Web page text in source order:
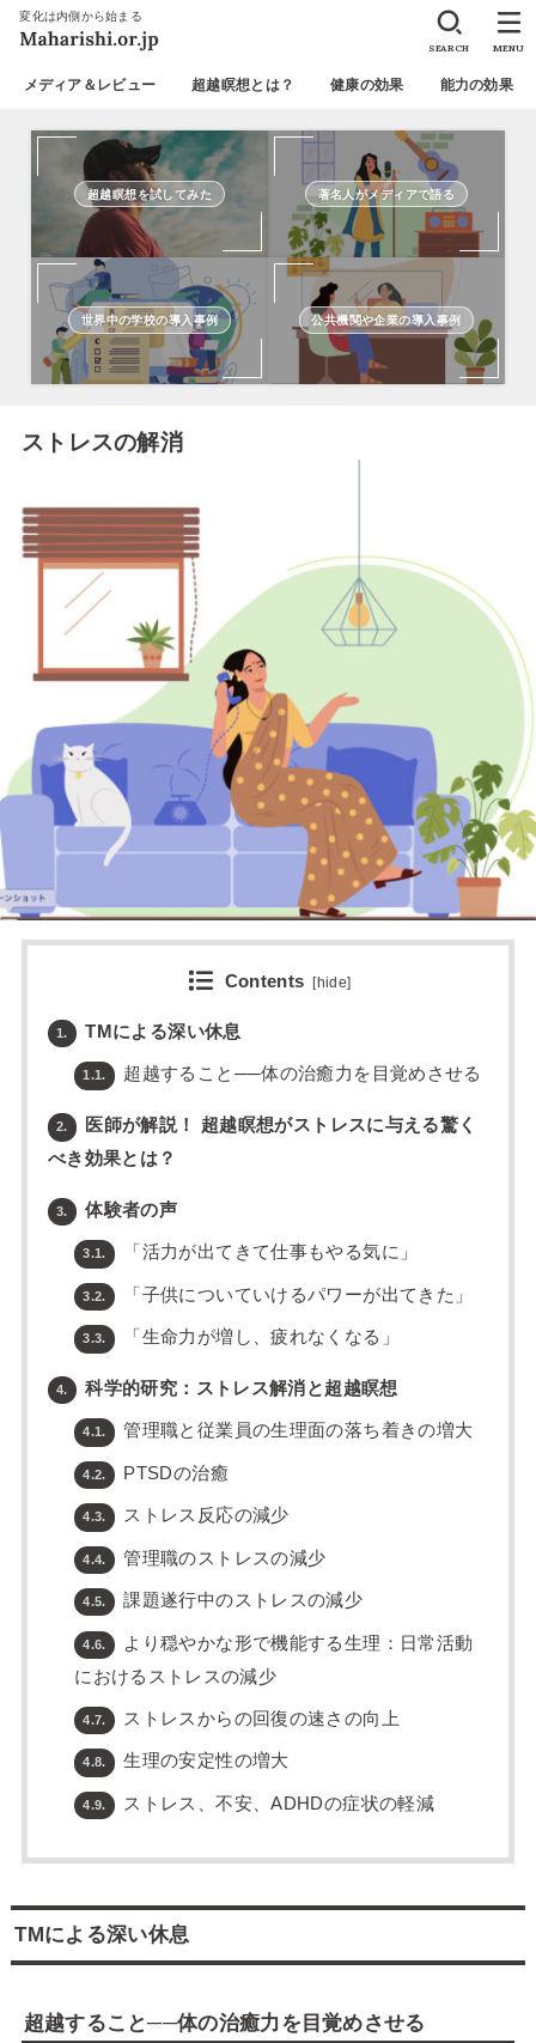
変化は内側から始まる
メディア＆レビュー 超越瞑想とは？ 健康の効果 能力の効果
SEARCH MENU
超越瞑想を試してみた 著名人がメディアで語る
世界中の学校の導入事例 公共機関や企業の導入事例
ストレスの解消
Contents [hide]
1. TMによる深い休息
1.1. 超越すること──体の治癒力を目覚めさせる
2.
医師が解説！ 超越瞑想がストレスに与える驚く
べき効果とは？
3. 体験者の声
3.1. 「活力が出てきて仕事もやる気に」
3.2. 「子供についていけるパワーが出てきた」
3.3. 「生命力が増し、疲れなくなる」
4. 科学的研究：ストレス解消と超越瞑想
4.1. 管理職と従業員の生理面の落ち着きの増大
4.2. PTSDの治癒
4.3. ストレス反応の減少
4.4. 管理職のストレスの減少
4.5. 課題遂行中のストレスの減少
4.6.
より穏やかな形で機能する生理：日常活動
におけるストレスの減少
4.7. ストレスからの回復の速さの向上
4.8. 生理の安定性の増大
4.9. ストレス、不安、ADHDの症状の軽減
TMによる深い休息
超越すること──体の治癒力を目覚めさせる